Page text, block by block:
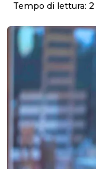
Tempo di lettura: 2